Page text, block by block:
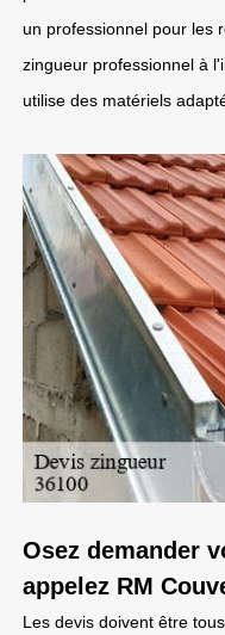
un professionnel pour les
zingueur professionnel à
utilise des matériels
Osez demander
appelez RM
Les devis doivent être